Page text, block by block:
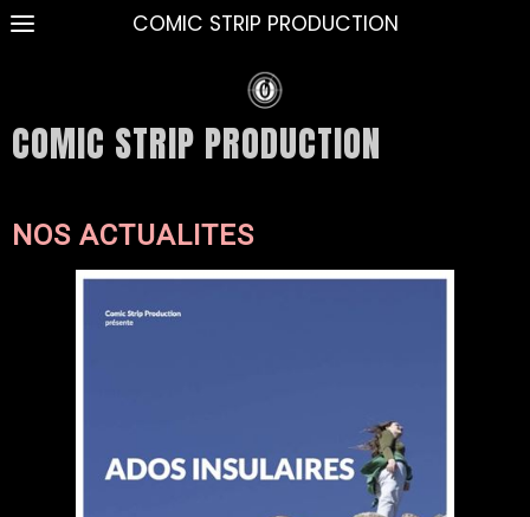
COMIC STRIP PRODUCTION
COMIC STRIP PRODUCTION
NOS ACTUALITES